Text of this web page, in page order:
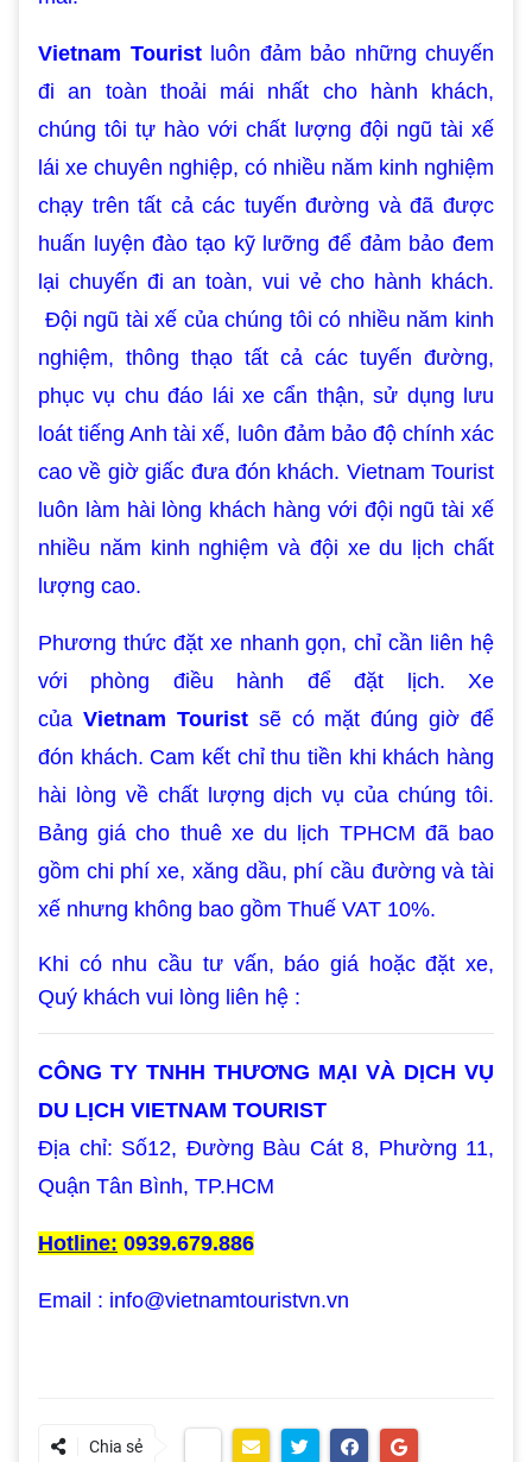
Vietnam Touristluôn đảm bảo những chuyến
đi an toàn thoải mái nhất cho hành khách,
chúng tôi tự hào với chất lượng đội ngũ tài xế
lái xe chuyên nghiệp, có nhiều năm kinh nghiệm
chạy trên tất cả các tuyến đường và đã được
huấn luyện đào tạo kỹ lưỡng để đảm bảo đem
lại chuyến đi an toàn, vui vẻ cho hành khách.
Đội ngũ tài xế của chúng tôi có nhiều năm kinh
nghiệm, thông thạo tất cả các tuyến đường,
phục vụ chu đáo lái xe cẩn thận, sử dụng lưu
loát tiếng Anh tài xế, luôn đảm bảo độ chính xác
cao về giờ giấc đưa đón khách. Vietnam Tourist
luôn làm hài lòng khách hàng với đội ngũ tài xế
nhiều năm kinh nghiệm và đội xe du lịch chất
lượng cao.
Phương thức đặt xe nhanh gọn, chỉ cần liên hệ
với phòng điều hành để đặt lịch. Xe
của Vietnam Touristsẽ có mặt đúng giờ để
đón khách. Cam kết chỉ thu tiền khi khách hàng
hài lòng về chất lượng dịch vụ của chúng tôi.
Bảng giá cho thuê xe du lịch TPHCM đã bao
gồm chi phí xe, xăng dầu, phí cầu đường và tài
xế nhưng không bao gồm Thuế VAT 10%.
Khi có nhu cầu tư vấn, báo giá hoặc đặt xe,
Quý khách vui lòng liên hệ :
CÔNG TY TNHH THƯƠNG MẠI VÀ DỊCH VỤ
DU LỊCH VIETNAM TOURIST
Địa chỉ: Số12, Đường Bàu Cát 8, Phường 11,
Quận Tân Bình, TP.HCM
Hotline: 0939.679.886
Email : info@vietnamtouristvn.vn
Chia sẻ